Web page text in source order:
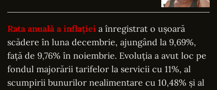
Rata anuală a inflației a înregistrat o ușoară
scădere în luna decembrie, ajungând la 9,69%,
față de 9,76% în noiembrie. Evoluția a avut loc pe
fondul majorării tarifelor la servicii cu 11%, al
scumpirii bunurilor nealimentare cu 10,48% și al